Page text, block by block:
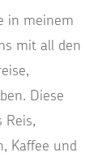
in meinem
mit all den
Diese
Kaffee und